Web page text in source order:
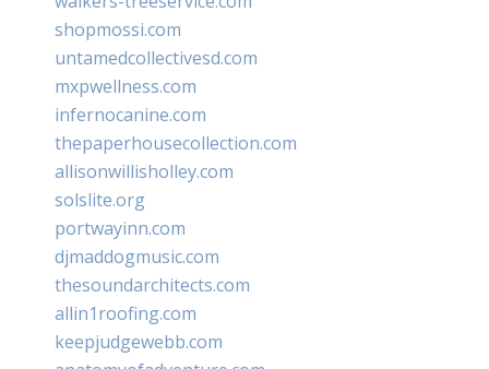
shopmossi.com
untamedcollectivesd.com
mxpwellness.com
infernocanine.com
thepaperhousecollection.com
allisonwillisholley.com
solslite.org
portwayinn.com
djmaddogmusic.com
thesoundarchitects.com
allin1roofing.com
keepjudgewebb.com